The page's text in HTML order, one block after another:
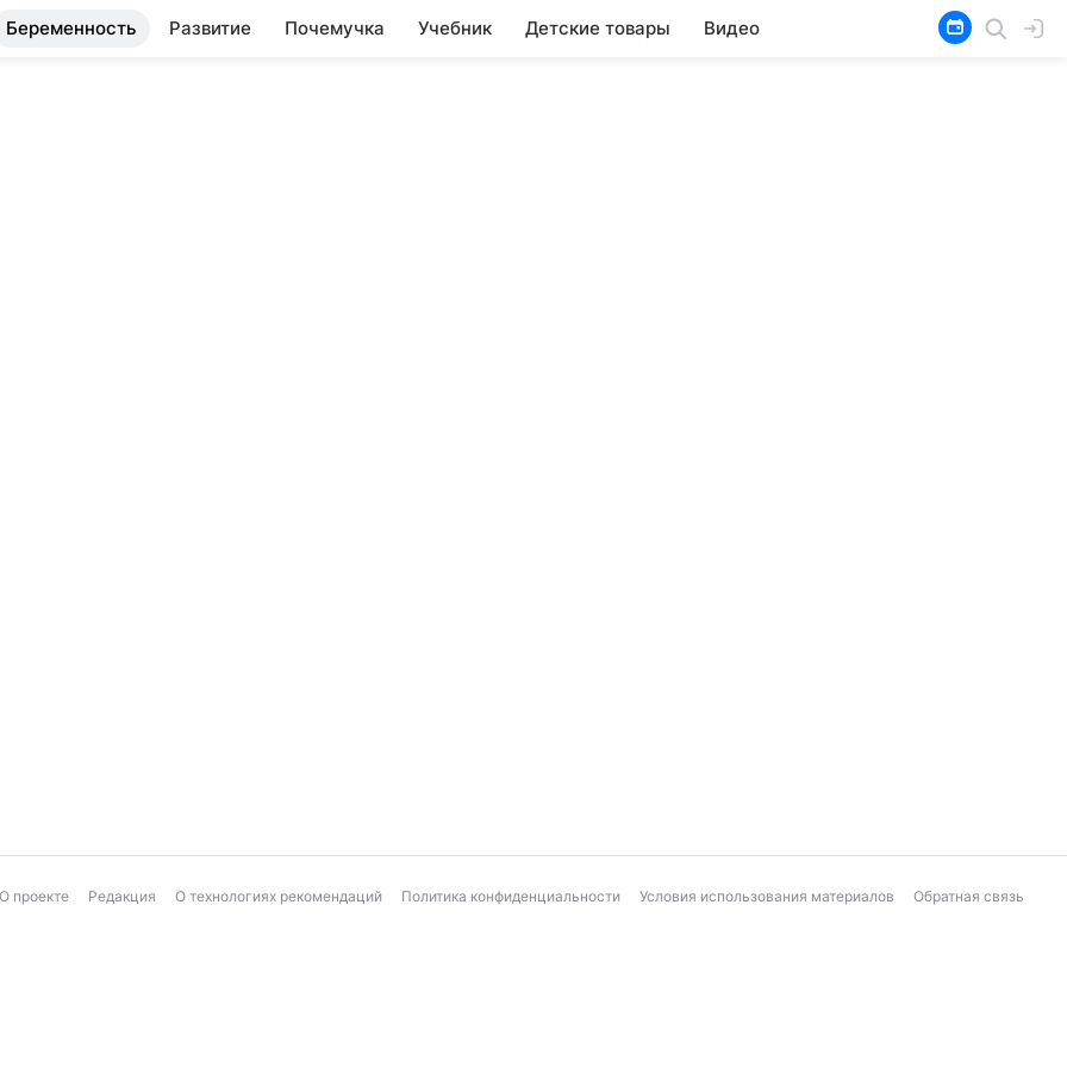
Беременность Развитие Почемучка Учебник Детские товары Видео
О проекте Редакция О технологиях рекомендаций Политика конфиденциальности Условия использования материалов Обратная связь